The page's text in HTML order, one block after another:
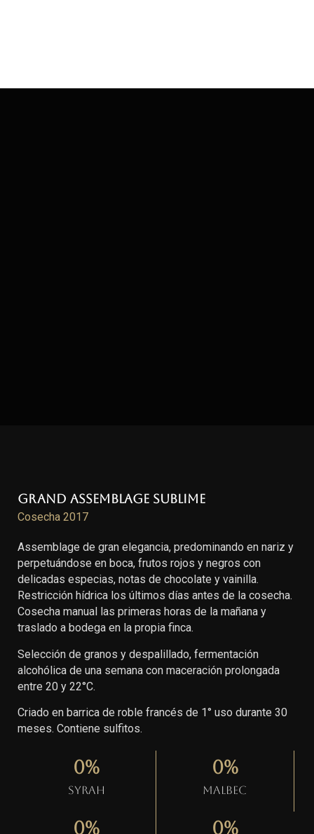
Grand Assemblage Sublime
Cosecha 2017
Assemblage de gran elegancia, predominando en nariz y
perpetuándose en boca, frutos rojos y negros con
delicadas especias, notas de chocolate y vainilla.
Restricción hídrica los últimos días antes de la cosecha.
Cosecha manual las primeras horas de la mañana y
traslado a bodega en la propia finca.
Selección de granos y despalillado, fermentación
alcohólica de una semana con maceración prolongada
entre 20 y 22°C.
Criado en barrica de roble francés de 1° uso durante 30
meses. Contiene sulfitos.
Syrah
0%
Malbec
0%
0% 0%